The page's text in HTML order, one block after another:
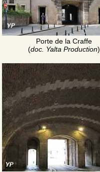
Porte de la Craffe
(doc. Yalta Production)